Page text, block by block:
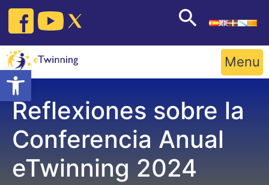
Open toolbar
Skip
content
Menu
Reflexiones sobre la
Conferencia Anual
eTwinning 2024